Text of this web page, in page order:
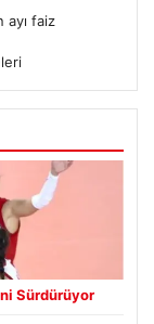
ayı faiz
Sürdürüyor